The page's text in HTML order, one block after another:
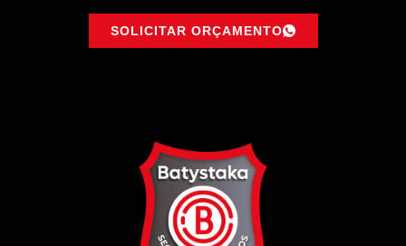
SOLICITAR ORÇAMENTO